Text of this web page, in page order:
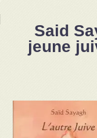
Said
jeune